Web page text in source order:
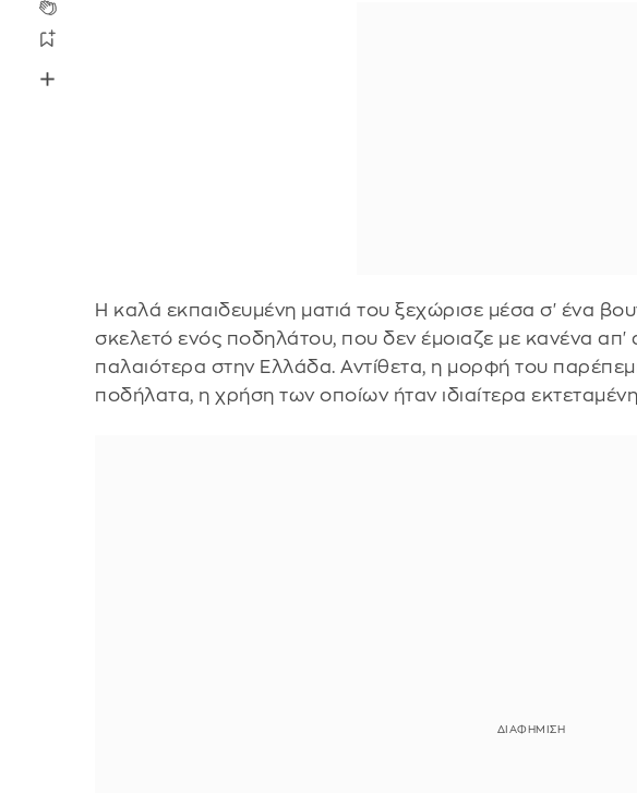
Η καλά εκπαιδευμένη ματιά του ξεχώρισε μέσα σ' ένα
σκελετό ενός ποδηλάτου, που δεν έμοιαζε με κανένα
παλαιότερα στην Ελλάδα. Αντίθετα, η μορφή του
ποδήλατα, η χρήση των οποίων ήταν ιδιαίτερα